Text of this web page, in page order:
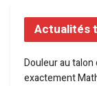
Actualités
Douleur au
exactement